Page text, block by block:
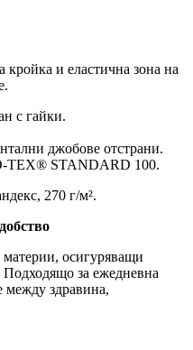
кройка и еластична зона на
с гайки.
джобове отстрани.
TEX® STANDARD 100.
270 г/м².
материи, осигуряващи
за ежедневна
между здравина,